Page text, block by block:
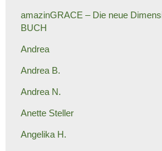
amazinGRACE – Die neue
BUCH
Andrea
Andrea B.
Andrea N.
Anette Steller
Angelika H.